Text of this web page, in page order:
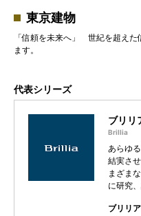
東京建物
「信頼を未来へ」 世紀を超えた
ます。
代表シリーズ
ブリリ
あらゆ
結実さ
まざま
に研究
ブリリ